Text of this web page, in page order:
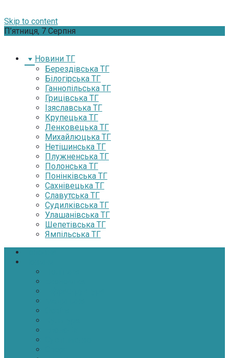
Skip to content
П’ятниця, 7 Серпня
Новини ТГ
Берездівська ТГ
Білогірська ТГ
Ганнопільська ТГ
Грицівська ТГ
Ізяславська ТГ
Крупецька ТГ
Ленковецька ТГ
Михайлюцька ТГ
Нетішинська ТГ
Плужненська ТГ
Полонська ТГ
Понінківська ТГ
Сахнівецька ТГ
Славутська ТГ
Судилківська ТГ
Улашанівська ТГ
Шепетівська ТГ
Ямпільська ТГ